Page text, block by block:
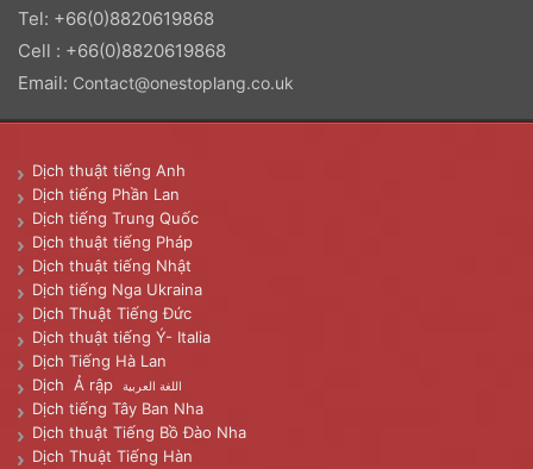
Tel: +66(0)8820619868
Cell : +66(0)8820619868
Email: Contact@onestoplang.co.uk
Dịch thuật tiếng Anh
Dịch tiếng Phần Lan
Dịch tiếng Trung Quốc
Dịch thuật tiếng Pháp
Dịch thuật tiếng Nhật
Dịch tiếng Nga Ukraina
Dịch Thuật Tiếng Đức
Dịch thuật tiếng Ý- Italia
Dịch Tiếng Hà Lan
Dịch Ả rập
اللغة العربية
Dịch tiếng Tây Ban Nha
Dịch thuật Tiếng Bồ Đào Nha
Dịch Thuật Tiếng Hàn